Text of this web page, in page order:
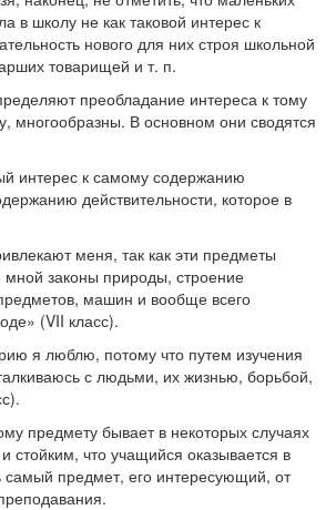
в школу не как таковой интерес к
нового для них строя школьной
товарищей и т. п.
преобладание интереса к тому
многообразны. В основном они сводятся
интерес к самому содержанию
действительности, которое в
меня, так как эти предметы
законы природы, строение
машин и вообще всего
(VII класс).
я люблю, потому что путем изучения
с людьми, их жизнью, борьбой,
предмету бывает в некоторых случаях
стойким, что учащийся оказывается в
самый предмет, его интересующий, от